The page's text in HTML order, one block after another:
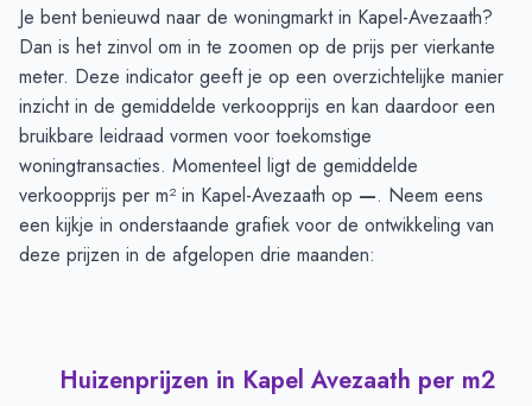
Huizenprijzen in Kapel Avezaath-Afgelopen 3 maanden
Type
Bedrag
Vraagprijs in euro's
€ 575.000
Verkoopprijs in euro's
€ 0
Je bent benieuwd naar de woningmarkt in Kapel-Avezaath?
Dan is het zinvol om in te zoomen op de prijs per vierkante
meter. Deze indicator geeft je op een overzichtelijke manier
inzicht in de gemiddelde verkoopprijs en kan daardoor een
bruikbare leidraad vormen voor toekomstige
woningtransacties. Momenteel ligt de gemiddelde
verkoopprijs per m² in Kapel-Avezaath op —. Neem eens
een kijkje in onderstaande grafiek voor de ontwikkeling van
deze prijzen in de afgelopen drie maanden:
Huizenprijzen in Kapel Avezaath per m2